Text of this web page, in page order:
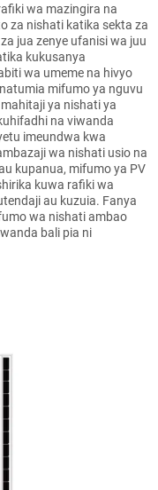
wa mazingira na
za nishati katika sekta za
jua zenye ufanisi wa juu
kukusanya
wa umeme na hivyo
mifumo ya nguvu
ya nishati ya
na viwanda
imeundwa kwa
wa nishati usio na
kupanua, mifumo ya PV
kuwa rafiki wa
au kuzuia. Fanya
wa nishati ambao
bali pia ni